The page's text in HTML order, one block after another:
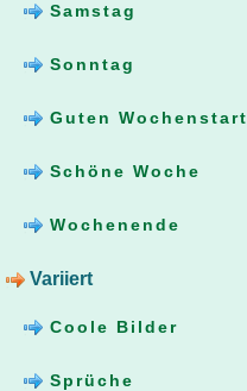
Samstag
Sonntag
Guten Wochenstart
Schöne Woche
Wochenende
Variiert
Coole Bilder
Sprüche